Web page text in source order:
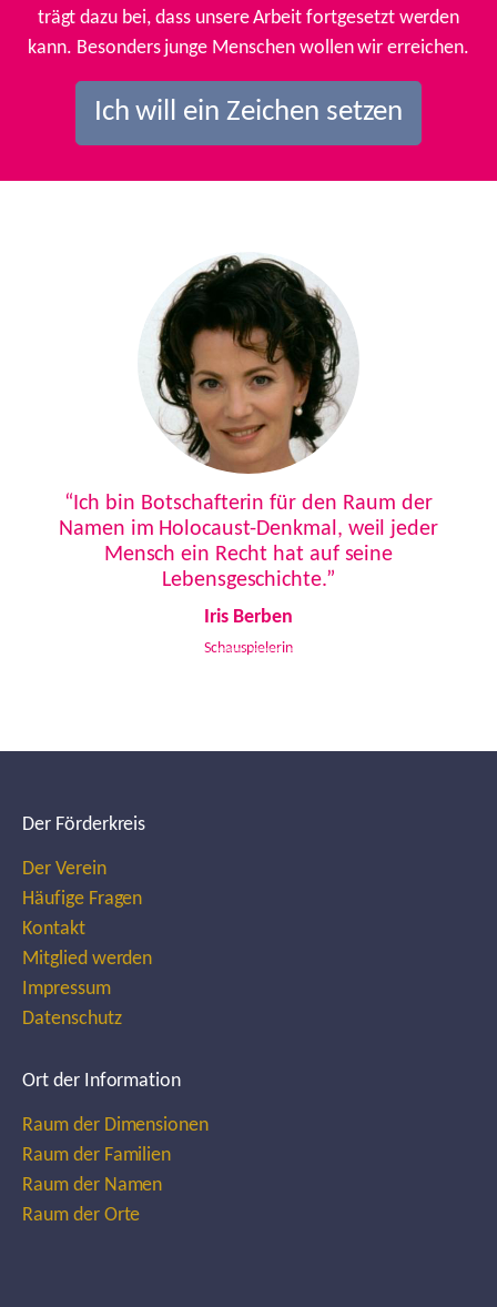
trägt dazu bei, dass unsere Arbeit fortgesetzt werden
kann. Besonders junge Menschen wollen wir erreichen.
Ich will ein Zeichen setzen
“Ich bin Botschafterin für den Raum der
Namen im Holocaust-Denkmal, weil jeder
Mensch ein Recht hat auf seine
Lebensgeschichte.”
Iris Berben
Schauspielerin
Der Förderkreis
Der Verein
Häufige Fragen
Kontakt
Mitglied werden
Impressum
Datenschutz
Ort der Information
Raum der Dimensionen
Raum der Familien
Raum der Namen
Raum der Orte